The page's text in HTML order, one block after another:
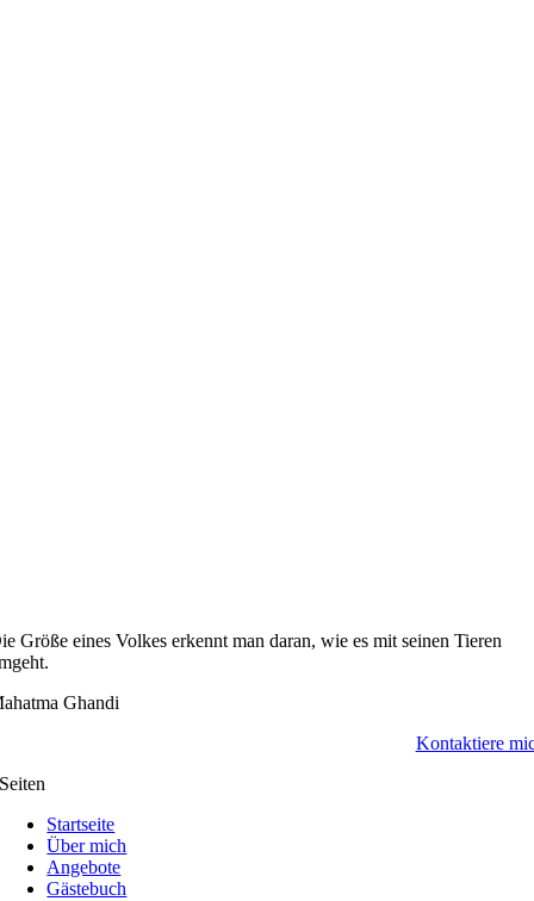
Größe eines Volkes erkennt man daran, wie es mit seinen Tieren
Ghandi
Kontaktiere
Seiten
Startseite
Über mich
Angebote
Gästebuch